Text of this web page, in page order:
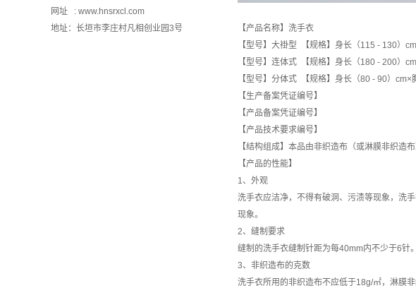
网址 : www.hnsrxcl.com
地址：长垣市李庄村凡相创业园3号
【产品名称】洗手衣
【型号】大褂型 【规格】身长（115 - 130）
【型号】连体式 【规格】身长（180 - 200）
【型号】分体式 【规格】身长（80 - 90）
【生产备案凭证编号】
【产品备案凭证编号】
【产品技术要求编号】
【结构组成】本品由非织造布（或淋膜非
【产品的性能】
1、外观
洗手衣应洁净，不得有破洞、污渍等现象，洗
现象。
2、缝制要求
缝制的洗手衣缝制针距为每40mm内不少于6针。
3、非织造布的克数
洗手衣所用的非织造布不应低于